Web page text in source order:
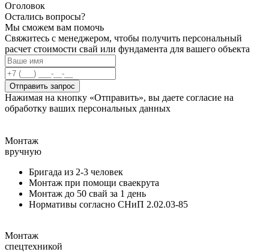
Оголовок
Остались вопросы?
Мы сможем вам помочь
Свяжитесь с менеджером, чтобы получить персональный
расчет стоимости свай или фундамента для вашего объекта
Отправить запрос
Нажимая на кнопку «Отправить», вы даете согласие на
обработку ваших персональных данных
Монтаж
вручную
Бригада из 2-3 человек
Монтаж при помощи сваекрута
Монтаж до 50 свай за 1 день
Нормативы согласно СНиП 2.02.03-85
Монтаж
спецтехникой